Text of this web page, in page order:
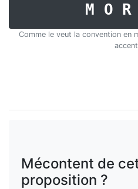
Comme le veut la convention en
Mécontent de
proposition ?